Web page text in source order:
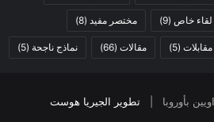
لقاء خاص (9) مختصر مفيد (8)
مقابلات (5) مقالات (66) نماذج ناجحة (5)
تطوير الجيريا هوست